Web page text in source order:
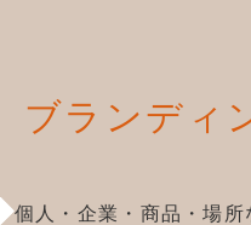
ブランディ
個人・企業・商品・場